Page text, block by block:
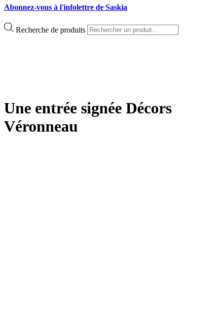
Abonnez-vous à l'infolettre de Saskia
Recherche de produits
Une entrée signée Décors
Véronneau